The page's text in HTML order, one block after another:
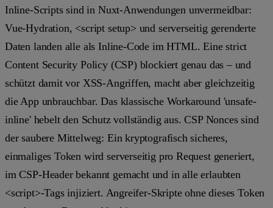
Inline-Scripts sind in Nuxt-Anwendungen unvermeidbar:
Vue-Hydration, <script setup> und serverseitig gerenderte
Daten landen alle als Inline-Code im HTML. Eine strict
Content Security Policy (CSP) blockiert genau das – und
schützt damit vor XSS-Angriffen, macht aber gleichzeitig
die App unbrauchbar. Das klassische Workaround 'unsafe-
inline'hebelt den Schutz vollständig aus. CSP Nonces sind
der saubere Mittelweg: Ein kryptografisch sicheres,
einmaliges Token wird serverseitig pro Request generiert,
im CSP-Header bekannt gemacht und in alle erlaubten
<script>-Tags injiziert. Angreifer-Skripte ohne dieses Token